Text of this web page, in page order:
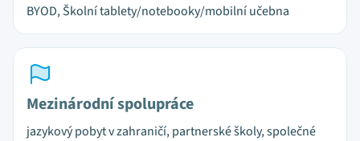
BYOD, Školní tablety/notebooky/mobilní učebna
Mezinárodní spolupráce
jazykový pobyt v zahraničí, partnerské školy, společné